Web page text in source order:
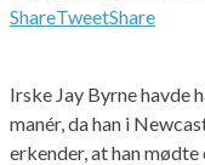
ShareTweetShare
Irske Jay Byrne havde
manér, da han i
erkender, at han mødte